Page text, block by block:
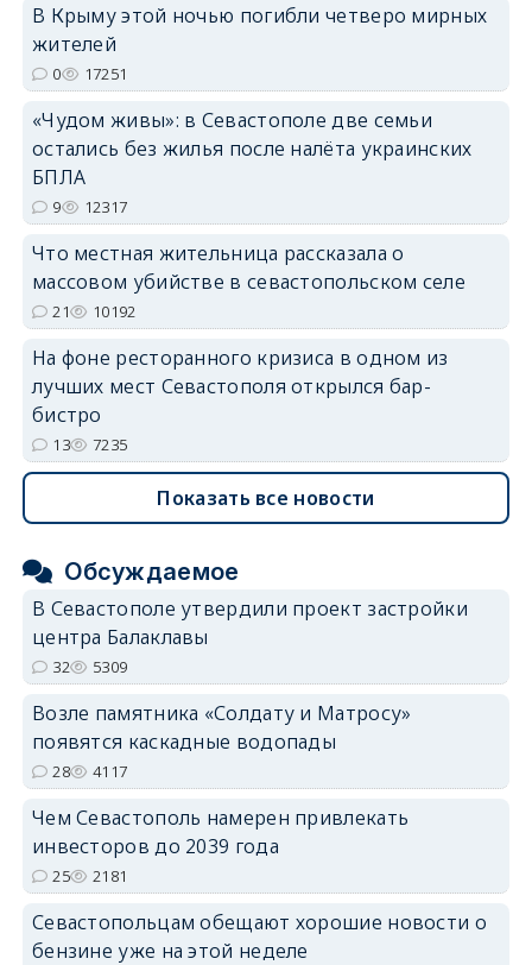
В Крыму этой ночью погибли четверо мирных
жителей
0 17251
«Чудом живы»: в Севастополе две семьи
остались без жилья после налёта украинских
БПЛА
9 12317
Что местная жительница рассказала о
массовом убийстве в севастопольском селе
21 10192
На фоне ресторанного кризиса в одном из
лучших мест Севастополя открылся бар-
бистро
13 7235
Показать все новости
Обсуждаемое
В Севастополе утвердили проект застройки
центра Балаклавы
32 5309
Возле памятника «Солдату и Матросу»
появятся каскадные водопады
28 4117
Чем Севастополь намерен привлекать
инвесторов до 2039 года
25 2181
Севастопольцам обещают хорошие новости о
бензине уже на этой неделе